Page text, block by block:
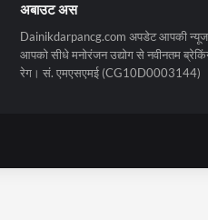
अबाउट अस
Dainikdarpancg.com अपडेट आपकी
आपको सीधे मनोरंजन उद्योग से नवीनतम
रेग। सं. एमएसएमई (CG10D0003144)